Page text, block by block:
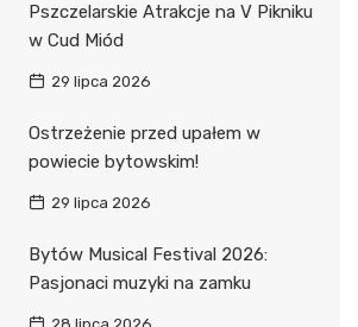
Pszczelarskie Atrakcje na V Pikniku
w Cud Miód
29 lipca 2026
Ostrzeżenie przed upałem w
powiecie bytowskim!
29 lipca 2026
Bytów Musical Festival 2026:
Pasjonaci muzyki na zamku